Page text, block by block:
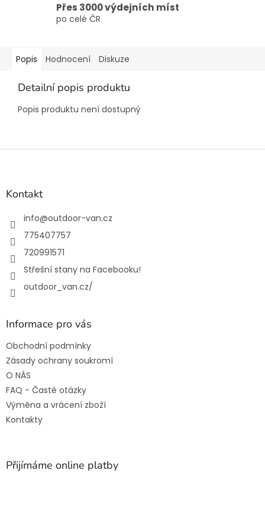
Přes 3000 výdejních míst
po celé ČR
Popis Hodnocení Diskuze
Detailní popis produktu
Popis produktu není dostupný
Z
Kontakt
info@outdoor-van.cz
775407757
720991571
Střešní stany na Facebooku!
outdoor_van.cz/
Informace pro vás
Obchodní podmínky
Zásady ochrany soukromí
O NÁS
FAQ - Časté otázky
Výměna a vrácení zboží
Kontakty
Přijímáme online platby